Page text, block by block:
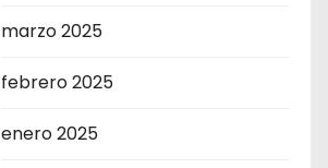
marzo 2025
febrero 2025
enero 2025